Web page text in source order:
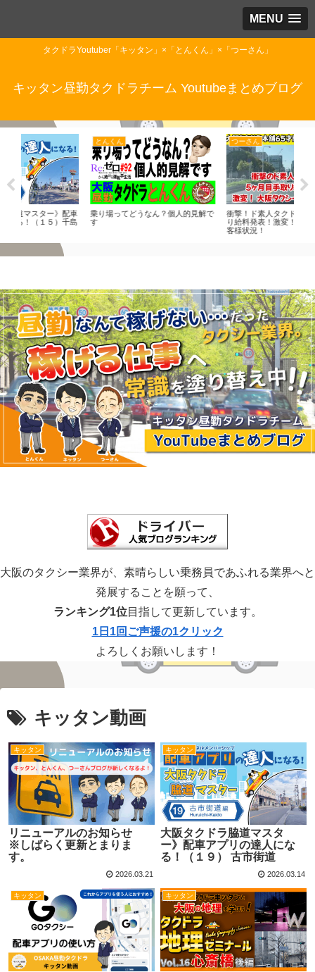
MENU
タクドラYoutuber「キッタン」×「とんくん」×「つーさん」
キッタン昼勤タクドラチーム Youtubeまとめブログ
とんくん
乗り場ってどうなん？個人的見解で
す
つーさん
衝撃！ド素人タクドラ5カ月目手取
り給料発表！激変！大阪タクシーお
大阪のタクシー業界が、素晴らしい乗務員であふれる業界へと
発展することを願って、
ランキング1位目指して更新しています。
1日1回ご声援の1クリック
よろしくお願いします！
キッタン動画
キッタン
リニューアルのお知らせ
※しばらく更新とまりま
す。
2026.03.21
キッタン
大阪タクドラ脇道マスタ
ー》配車アプリの達人にな
る！（１９） 古市街道
2026.03.14
キッタン キッタン